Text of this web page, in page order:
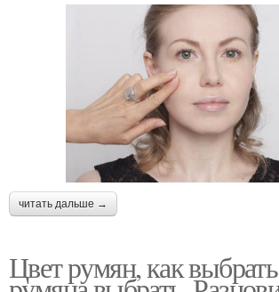
читать дальше →
Цвет румян, как